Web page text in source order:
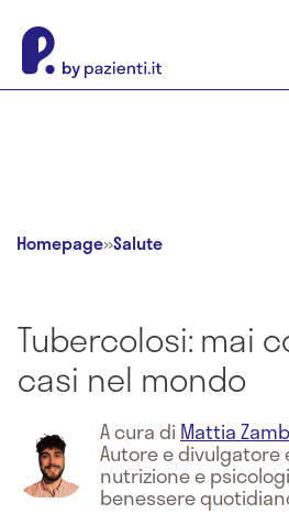
Homepage»Salute
Tubercolosi: mai
casi nel mondo
A cura di Mattia
Autore e divulgatore
nutrizione e
benessere